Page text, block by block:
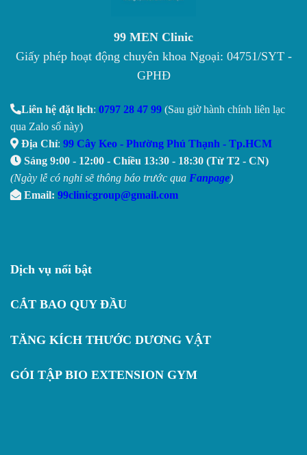
99 MEN Clinic
Giấy phép hoạt động chuyên khoa Ngoại: 04751/SYT -
GPHĐ
Liên hệ đặt lịch: 0797 28 47 99 (Sau giờ hành chính liên lạc
qua Zalo số này)
Địa Chỉ: 99 Cây Keo - Phường Phú Thạnh - Tp.HCM
Sáng 9:00 - 12:00 - Chiều 13:30 - 18:30 (Từ T2 - CN)
(Ngày lễ có nghỉ sẽ thông báo trước qua Fanpage)
Email: 99clinicgroup@gmail.com
Dịch vụ nổi bật
CẮT BAO QUY ĐẦU
TĂNG KÍCH THƯỚC DƯƠNG VẬT
GÓI TẬP BIO EXTENSION GYM